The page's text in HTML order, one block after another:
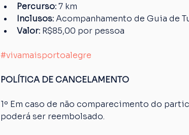
Percurso: 7 km
Inclusos: Acompanhamento de Guia de
Valor: R$85,00 por pessoa
#vivamaisportoalegre
POLÍTICA DE CANCELAMENTO
1º Em caso de não comparecimento do
poderá ser reembolsado.